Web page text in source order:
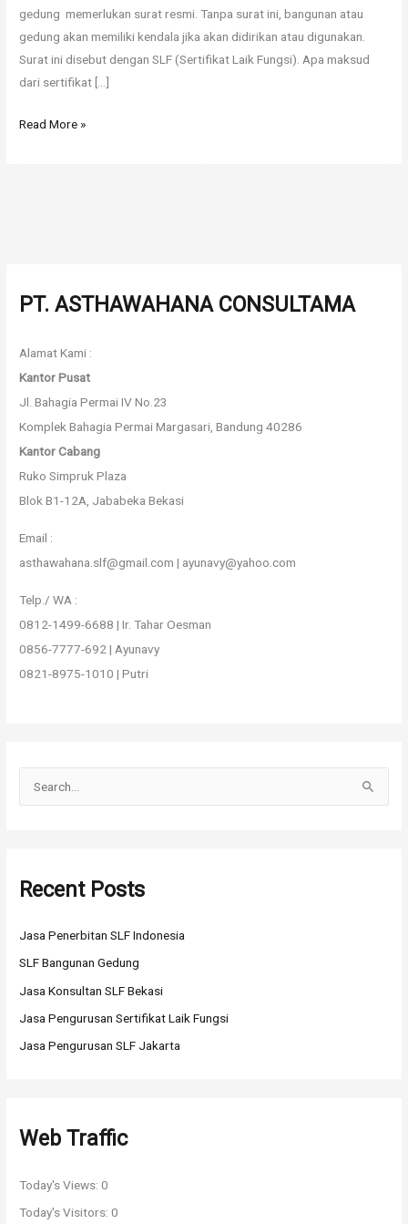
gedung memerlukan surat resmi. Tanpa surat ini, bangunan atau
gedung akan memiliki kendala jika akan didirikan atau digunakan.
Surat ini disebut dengan SLF (Sertifikat Laik Fungsi). Apa maksud
dari sertifikat […]
Read More »
PT. ASTHAWAHANA CONSULTAMA
Alamat Kami :
Kantor Pusat
Jl. Bahagia Permai IV No.23
Komplek Bahagia Permai Margasari, Bandung 40286
Kantor Cabang
Ruko Simpruk Plaza
Blok B1-12A, Jababeka Bekasi
Email :
asthawahana.slf@gmail.com | ayunavy@yahoo.com
Telp./ WA :
0812-1499-6688 | Ir. Tahar Oesman
0856-7777-692 | Ayunavy
0821-8975-1010 | Putri
c
f
o
Recent Posts
Jasa Penerbitan SLF Indonesia
SLF Bangunan Gedung
Jasa Konsultan SLF Bekasi
Jasa Pengurusan Sertifikat Laik Fungsi
Jasa Pengurusan SLF Jakarta
Web Traffic
Today's Views:0
Today's Visitors:0